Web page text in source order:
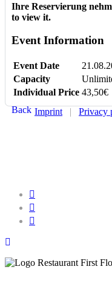
Ihre Reservierung
to view it.
Event Information
Event Date
Capacity
Individual Price 43,50€
Back Imprint | Privacy